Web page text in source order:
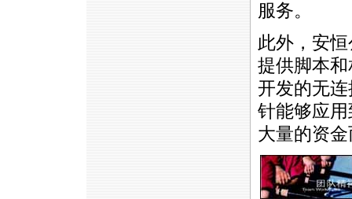
服务。
此外，安
提供脚本
开发的无
针能够应
大量的资